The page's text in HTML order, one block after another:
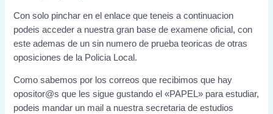
Con solo pinchar en el enlace que teneis a continuacion
podeis acceder a nuestra gran base de examene oficial, con
este ademas de un sin numero de prueba teoricas de otras
oposiciones de la Policia Local.
Como sabemos por los correos que recibimos que hay
opositor@s que les sigue gustando el «PAPEL» para estudiar,
podeis mandar un mail a nuestra secretaria de estudios